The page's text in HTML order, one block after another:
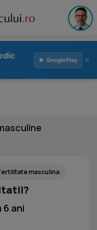
▶ GooglePlay ×
masculina
6 ani